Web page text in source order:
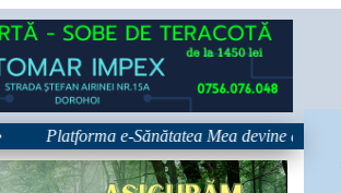
Platforma e-Sănătatea Mea devine disponibilă